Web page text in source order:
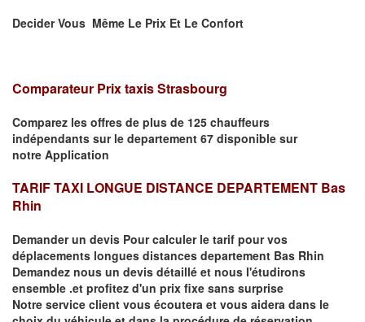
Decider Vous Même Le Prix Et Le Confort
Comparateur Prix taxis Strasbourg
Comparez les offres de plus de 125 chauffeurs
indépendants sur le departement 67 disponible sur
notre Application
TARIF TAXI LONGUE DISTANCE DEPARTEMENT Bas
Rhin
Demander un devis Pour calculer le tarif pour vos
déplacements longues distances departement Bas Rhin
Demandez nous un devis détaillé et nous l'étudirons
ensemble .et profitez d'un prix fixe sans surprise
Notre service client vous écoutera et vous aidera dans le